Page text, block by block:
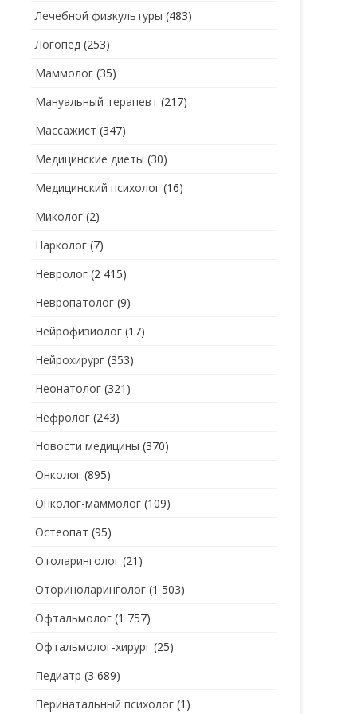
Лечебной физкультуры (483)
Логопед (253)
Маммолог (35)
Мануальный терапевт (217)
Массажист (347)
Медицинские диеты (30)
Медицинский психолог (16)
Миколог (2)
Нарколог (7)
Невролог (2 415)
Невропатолог (9)
Нейрофизиолог (17)
Нейрохирург (353)
Неонатолог (321)
Нефролог (243)
Новости медицины (370)
Онколог (895)
Онколог-маммолог (109)
Остеопат (95)
Отоларинголог (21)
Оториноларинголог (1 503)
Офтальмолог (1 757)
Офтальмолог-хирург (25)
Педиатр (3 689)
Перинатальный психолог (1)